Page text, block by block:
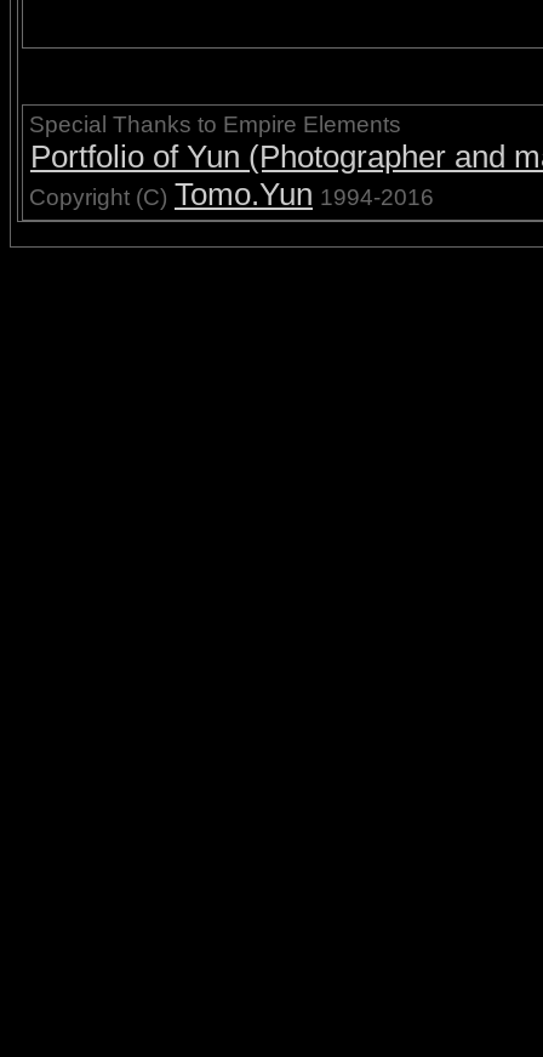
Special Thanks to Empire Elements
Portfolio of Yun (Photographer and
Copyright (C) Tomo.Yun 1994-2016